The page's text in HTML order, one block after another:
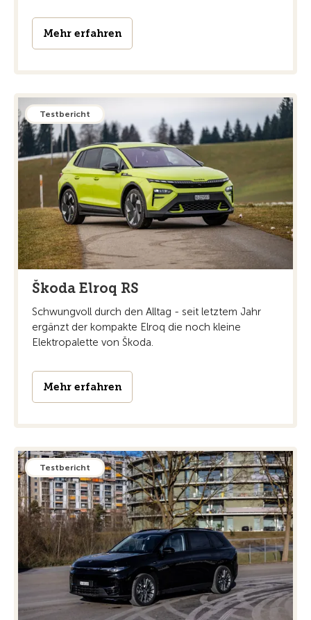
Mehr erfahren
Testbericht
Škoda Elroq RS
Schwungvoll durch den Alltag - seit letztem Jahr
ergänzt der kompakte Elroq die noch kleine
Elektropalette von Škoda.
Mehr erfahren
Testbericht